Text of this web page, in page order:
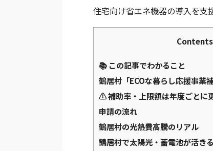
住宅向け省エネ機器の導入を支
Contents
📚 この記事でわかること
鶴居村「ECOな暮らし応援事業
⚠️ 補助率・上限額は年度ごとに
申請の流れ
鶴居村の光熱費高騰のリアル
鶴居村で太陽光・蓄電池が活き